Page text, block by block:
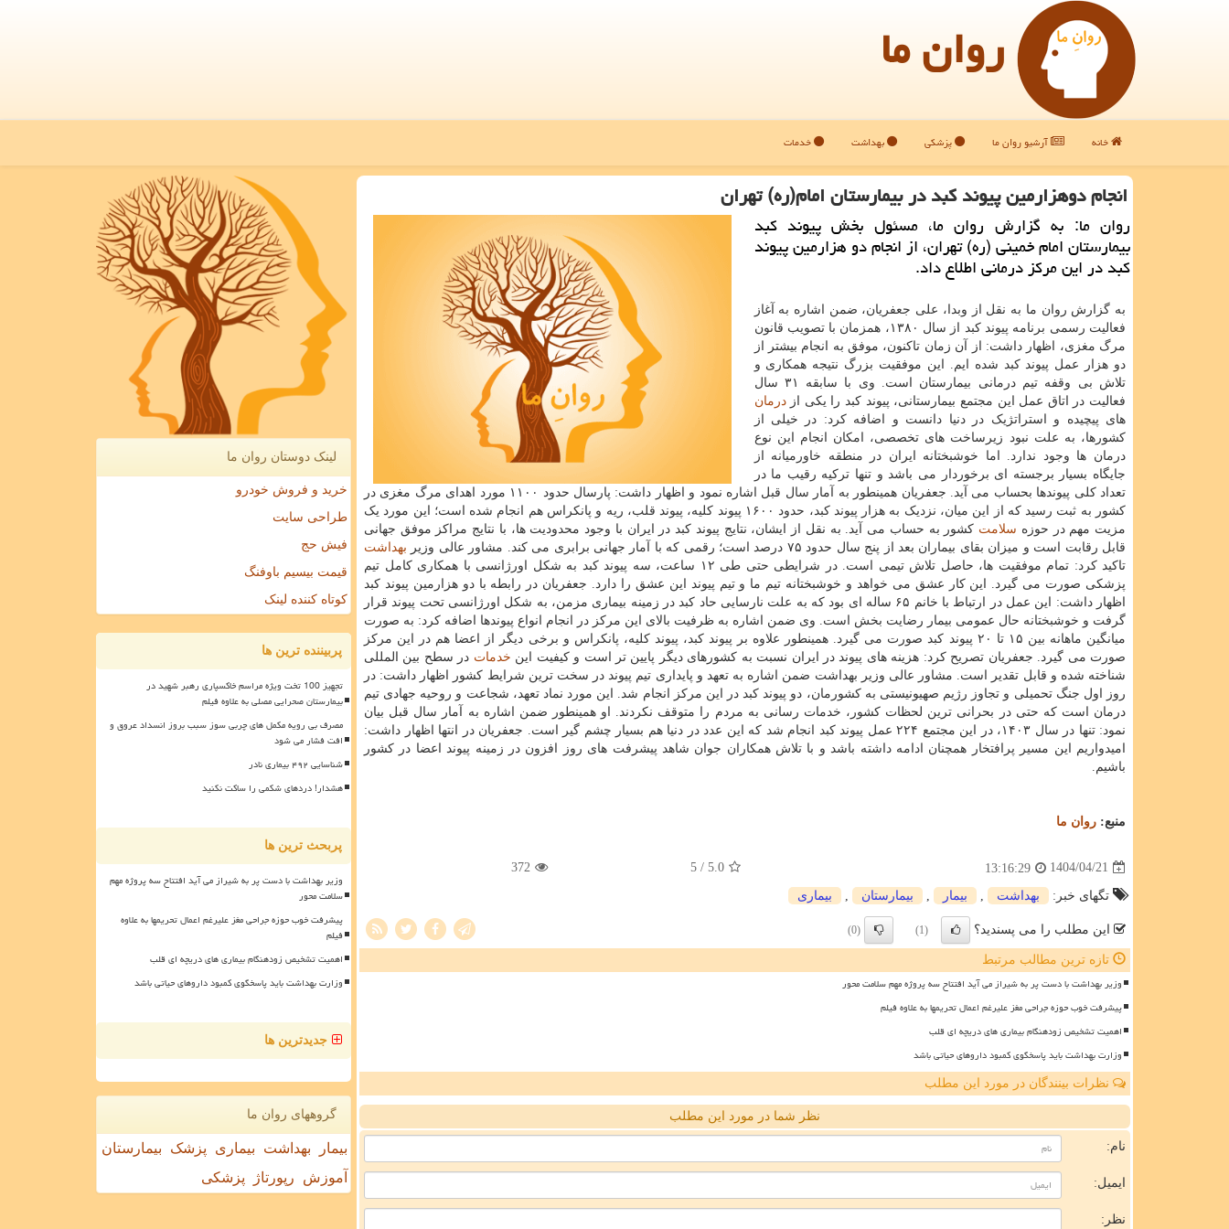
روان ما
خانه آرشیو روان ما پزشکی بهداشت خدمات
انجام دوهزارمین پیوند کبد در بیمارستان امام(ره) تهران
روان ما: به گزارش روان ما، مسئول بخش پیوند کبد
بیمارستان امام خمینی (ره) تهران، از انجام دو هزارمین پیوند
کبد در این مرکز درمانی اطلاع داد.
به گزارش روان ما به نقل از وبدا، علی جعفریان، ضمن اشاره به آغاز
فعالیت رسمی برنامه پیوند کبد از سال ۱۳۸۰، همزمان با تصویب قانون
مرگ مغزی، اظهار داشت: از آن زمان تاکنون، موفق به انجام بیشتر از
دو هزار عمل پیوند کبد شده ایم. این موفقیت بزرگ نتیجه همکاری و
تلاش بی وقفه تیم درمانی بیمارستان است. وی با سابقه ۳۱ سال
فعالیت در اتاق عمل این مجتمع بیمارستانی، پیوند کبد را یکی ازدرمان
های پیچیده و استراتژیک در دنیا دانست و اضافه کرد: در خیلی از
کشورها، به علت نبود زیرساخت های تخصصی، امکان انجام این نوع
درمان ها وجود ندارد. اما خوشبختانه ایران در منطقه خاورمیانه از
جایگاه بسیار برجسته ای برخوردار می باشد و تنها ترکیه رقیب ما در
تعداد کلی پیوندها بحساب می آید. جعفریان همینطور به آمار سال قبل اشاره نمود و اظهار داشت: پارسال حدود ۱۱۰۰ مورد اهدای مرگ مغزی در
کشور به ثبت رسید که از این میان، نزدیک به هزار پیوند کبد، حدود ۱۶۰۰ پیوند کلیه، پیوند قلب، ریه و پانکراس هم انجام شده است؛ این مورد یک
مزیت مهم در حوزه سلامت کشور به حساب می آید. به نقل از ایشان، نتایج پیوند کبد در ایران با وجود محدودیت ها، با نتایج مراکز موفق جهانی
قابل رقابت است و میزان بقای بیماران بعد از پنج سال حدود ۷۵ درصد است؛ رقمی که با آمار جهانی برابری می کند. مشاور عالی وزیر
بهداشت
تاکید کرد: تمام موفقیت ها، حاصل تلاش تیمی است. در شرایطی حتی طی ۱۲ ساعت، سه پیوند کبد به شکل اورژانسی با همکاری کامل تیم
پزشکی صورت می گیرد. این کار عشق می خواهد و خوشبختانه تیم ما و تیم پیوند این عشق را دارد. جعفریان در رابطه با دو هزارمین پیوند کبد
اظهار داشت: این عمل در ارتباط با خانم ۶۵ ساله ای بود که به علت نارسایی حاد کبد در زمینه بیماری مزمن، به شکل اورژانسی تحت پیوند قرار
گرفت و خوشبختانه حال عمومی بیمار رضایت بخش است. وی ضمن اشاره به ظرفیت بالای این مرکز در انجام انواع پیوندها اضافه کرد: به صورت
میانگین ماهانه بین ۱۵ تا ۲۰ پیوند کبد صورت می گیرد. همینطور علاوه بر پیوند کبد، پیوند کلیه، پانکراس و برخی دیگر از اعضا هم در این مرکز
صورت می گیرد. جعفریان تصریح کرد: هزینه های پیوند در ایران نسبت به کشورهای دیگر پایین تر است و کیفیت این خدمات در سطح بین المللی
شناخته شده و قابل تقدیر است. مشاور عالی وزیر بهداشت ضمن اشاره به تعهد و پایداری تیم پیوند در سخت ترین شرایط کشور اظهار داشت: در
روز اول جنگ تحمیلی و تجاوز رژیم صهیونیستی به کشورمان، دو پیوند کبد در این مرکز انجام شد. این مورد نماد تعهد، شجاعت و روحیه جهادی تیم
درمان است که حتی در بحرانی ترین لحظات کشور، خدمات رسانی به مردم را متوقف نکردند. او همینطور ضمن اشاره به آمار سال قبل بیان
نمود: تنها در سال ۱۴۰۳، در این مجتمع ۲۲۴ عمل پیوند کبد انجام شد که این عدد در دنیا هم بسیار چشم گیر است. جعفریان در انتها اظهار داشت:
امیدواریم این مسیر پرافتخار همچنان ادامه داشته باشد و با تلاش همکاران جوان شاهد پیشرفت های روز افزون در زمینه پیوند اعضا در کشور
باشیم.
منبع: روان ما
1404/04/21
13:16:29
5.0
/ 5
372
تگهای خبر: بهداشت بیمار بیمارستان بیماری
این مطلب را می پسندید؟ (1)
(0)
تازه ترین مطالب مرتبط
وزیر بهداشت با دست پر به شیراز می آید افتتاح سه پروژه مهم سلامت محور
پیشرفت خوب حوزه جراحی مغز علیرغم اعمال تحریمها به علاوه فیلم
اهمیت تشخیص زودهنگام بیماری های دریچه ای قلب
وزارت بهداشت باید پاسخگوی کمبود داروهای حیاتی باشد
نظرات بینندگان در مورد این مطلب
نظر شما در مورد این مطلب
نام:
ایمیل:
نظر:
لینک دوستان روان ما
خرید و فروش خودرو
طراحی سایت
فیش حج
قیمت بیسیم باوفنگ
کوتاه کننده لینک
پربیننده ترین ها
تجهیز 100 تخت ویژه مراسم خاکسپاری رهبر شهید در
بیمارستان صحرایی مصلی به علاوه فیلم
مصرف بی رویه مکمل های چربی سوز سبب بروز انسداد عروق و
افت فشار می شود
شناسایی ۴۹۲ بیماری نادر
هشدار! دردهای شکمی را ساکت نکنید
پربحث ترین ها
وزیر بهداشت با دست پر به شیراز می آید افتتاح سه پروژه مهم
سلامت محور
پیشرفت خوب حوزه جراحی مغز علیرغم اعمال تحریمها به علاوه
فیلم
اهمیت تشخیص زودهنگام بیماری های دریچه ای قلب
وزارت بهداشت باید پاسخگوی کمبود داروهای حیاتی باشد
جدیدترین ها
گروههای روان ما
بیمار بهداشت بیماری پزشک
بیمارستان
آموزش
رپورتاژ پزشکی